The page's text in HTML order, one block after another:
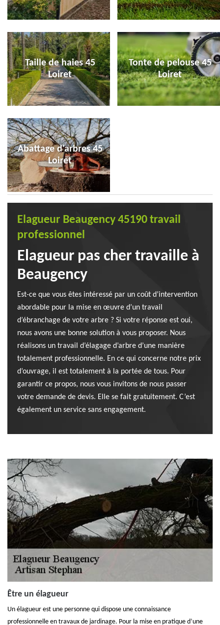
Taille de haies 45
Loiret
Tonte de pelouse 45
Loiret
Abattage d'arbres 45
Loiret
Elagueur Beaugency 45190 travail
professionnel
Elagueur pas cher travaille à
Beaugency
Est-ce que vous êtes intéressé par un coût d’intervention
abordable pour la mise en œuvre d’un travail
d’ébranchage de votre arbre ? Si votre réponse est oui,
nous avons une bonne solution à vous proposer. Nous
réalisons un travail d’élagage d’arbre d’une manière
totalement professionnelle. En ce qui concerne notre prix
d’ouvrage, il est totalement à la portée de tous. Pour
garantir ce propos, nous vous invitons de nous passer
votre demande de devis. Elle se fait gratuitement. C’est
également un service sans engagement.
Être un élagueur
Un élagueur est une personne qui dispose une connaissance
professionnelle en travaux de jardinage. Pour la mise en pratique d’une